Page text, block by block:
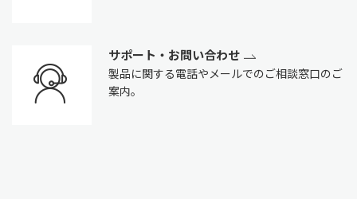
サポート・お問い合わせ
製品に関する電話やメールでのご相談窓口のご
案内。